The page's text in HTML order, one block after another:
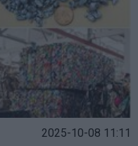
2025-10-08 11:11